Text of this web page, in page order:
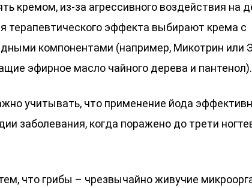
кремом, из-за агрессивного воздействия на
терапевтического эффекта выбирают крема с
компонентами (например, Микотрин или
эфирное масло чайного дерева и пантенол).
учитывать, что применение йода
заболевания, когда поражено до трети
что грибы – чрезвычайно живучие